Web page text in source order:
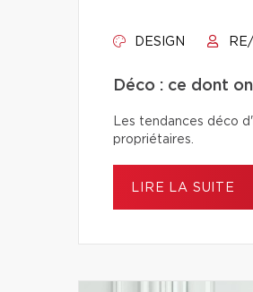
DESIGN
Déco : ce dont
Les tendances déco
propriétaires.
LIRE LA SUITE